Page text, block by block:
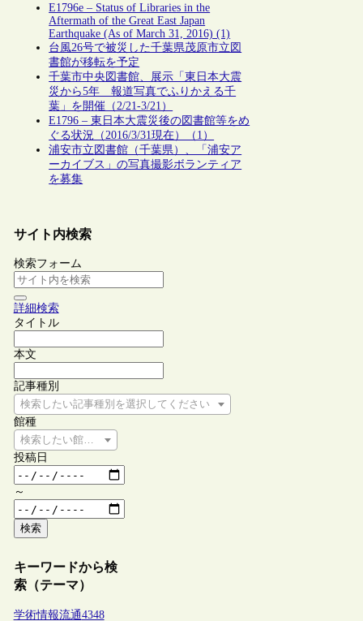
E1796e – Status of Libraries in the
Aftermath of the Great East Japan
Earthquake (As of March 31, 2016) (1)
台風26号で被災した千葉県茂原市立図
書館が移転を予定
千葉市中央図書館、展示「東日本大震
災から5年 報道写真でふりかえる千
葉」を開催（2/21-3/21）
E1796 – 東日本大震災後の図書館等をめ
ぐる状況（2016/3/31現在）（1）
浦安市立図書館（千葉県）、「浦安ア
ーカイブス」の写真撮影ボランティア
を募集
サイト内検索
検索フォーム
詳細検索
タイトル
本文
記事種別
検索したい記事種別を選択してください
館種
検索したい館種を選択してください
投稿日
～
検索
キーワードから検
索（テーマ）
学術情報流通4348